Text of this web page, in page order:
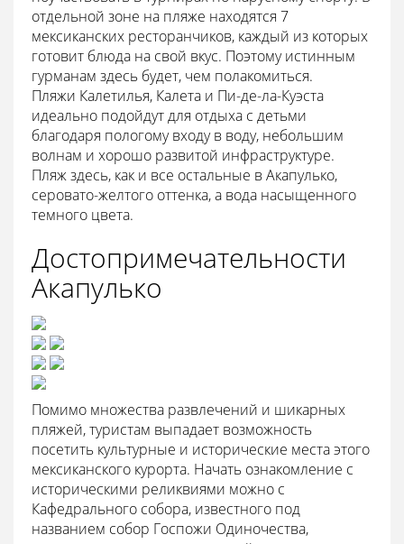
отдельной зоне на пляже находятся 7
мексиканских ресторанчиков, каждый из которых
готовит блюда на свой вкус. Поэтому истинным
гурманам здесь будет, чем полакомиться.
Пляжи Калетилья, Калета и Пи-де-ла-Куэста
идеально подойдут для отдыха с детьми
благодаря пологому входу в воду, небольшим
волнам и хорошо развитой инфраструктуре.
Пляж здесь, как и все остальные в Акапулько,
серовато-желтого оттенка, а вода насыщенного
темного цвета.
Достопримечательности
Акапулько
Помимо множества развлечений и шикарных
пляжей, туристам выпадает возможность
посетить культурные и исторические места этого
мексиканского курорта. Начать ознакомление с
историческими реликвиями можно с
Кафедрального собора, известного под
названием собор Госпожи Одиночества,